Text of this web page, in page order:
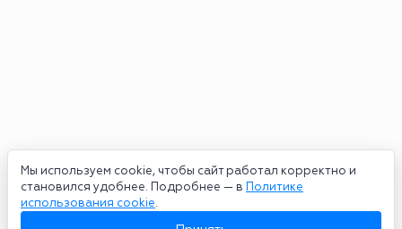
Мы используем cookie, чтобы сайт работал корректно и
становился удобнее. Подробнее — в Политике
использования cookie.